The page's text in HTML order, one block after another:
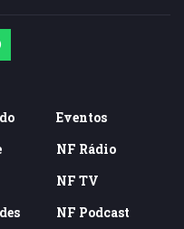
Eventos
NF Rádio
NF TV
NF Podcast